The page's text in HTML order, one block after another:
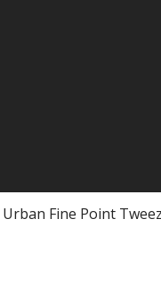
Urban Fine Point